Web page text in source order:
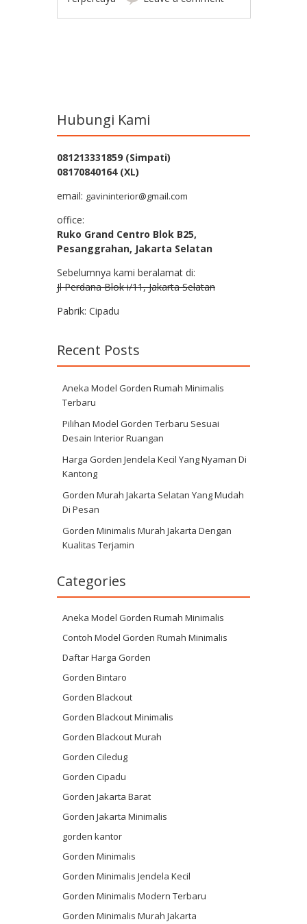
Hubungi Kami
081213331859 (Simpati)
08170840164 (XL)
email: gavininterior@gmail.com
office:
Ruko Grand Centro Blok B25,
Pesanggrahan, Jakarta Selatan
Sebelumnya kami beralamat di:
Jl Perdana Blok i/11, Jakarta Selatan
Pabrik: Cipadu
Recent Posts
Aneka Model Gorden Rumah Minimalis
Terbaru
Pilihan Model Gorden Terbaru Sesuai
Desain Interior Ruangan
Harga Gorden Jendela Kecil Yang Nyaman Di
Kantong
Gorden Murah Jakarta Selatan Yang Mudah
Di Pesan
Gorden Minimalis Murah Jakarta Dengan
Kualitas Terjamin
Categories
Aneka Model Gorden Rumah Minimalis
Contoh Model Gorden Rumah Minimalis
Daftar Harga Gorden
Gorden Bintaro
Gorden Blackout
Gorden Blackout Minimalis
Gorden Blackout Murah
Gorden Ciledug
Gorden Cipadu
Gorden Jakarta Barat
Gorden Jakarta Minimalis
gorden kantor
Gorden Minimalis
Gorden Minimalis Jendela Kecil
Gorden Minimalis Modern Terbaru
Gorden Minimalis Murah Jakarta